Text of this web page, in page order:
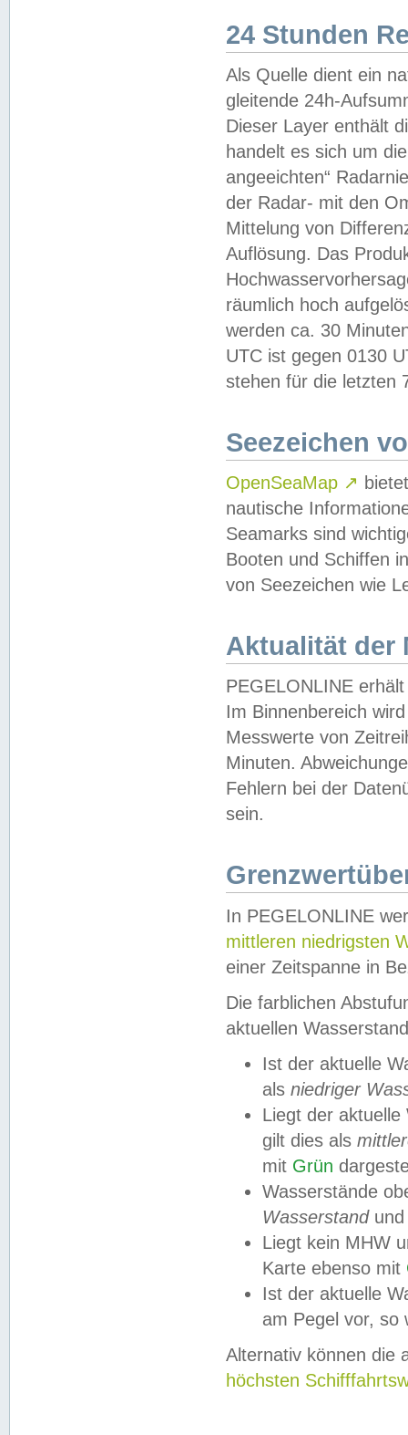
24 Stunden
Als Quelle dient ein
gleitende 24h-
Dieser Layer enthält
handelt es sich um
angeeichten“
der Radar- mit den
Mittelung von
Auflösung. Das
räumlich hoch
werden ca. 30
UTC ist gegen 0130
stehen für die letzten
Seezeichen
OpenSeaMap ↗
nautische
Seamarks sind
Booten und Schiffen
von Seezeichen wie
Aktualität der
PEGELONLINE
Im Binnenbereich
Messwerte von
Minuten.
Fehlern bei der
sein.
In PEGELONLINE
mittleren niedrigsten
einer Zeitspanne in
Die farblichen
aktuellen
Ist der aktuelle
als niedriger
Liegt der
gilt dies als
mit Grün
Wasserstände
Wasserstandund
Liegt kein MHW
Karte ebenso mit
Ist der aktuelle
am Pegel vor,
Alternativ können die
höchsten